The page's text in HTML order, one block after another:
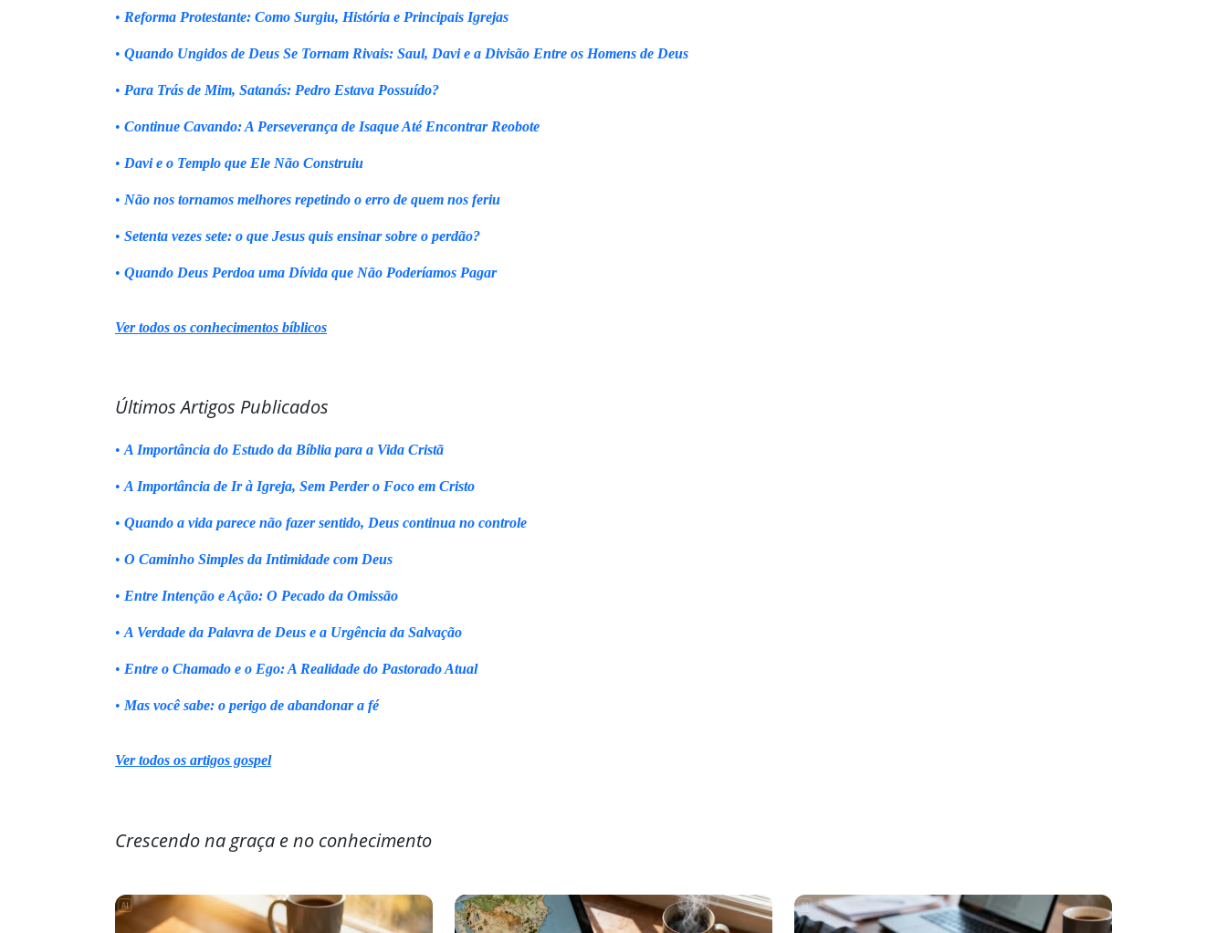
• Reforma Protestante: Como Surgiu, História e Principais Igrejas
• Quando Ungidos de Deus Se Tornam Rivais: Saul, Davi e a Divisão Entre os Homens de Deus
• Para Trás de Mim, Satanás: Pedro Estava Possuído?
• Continue Cavando: A Perseverança de Isaque Até Encontrar Reobote
• Davi e o Templo que Ele Não Construiu
• Não nos tornamos melhores repetindo o erro de quem nos feriu
• Setenta vezes sete: o que Jesus quis ensinar sobre o perdão?
• Quando Deus Perdoa uma Dívida que Não Poderíamos Pagar
Ver todos os conhecimentos bíblicos
Últimos Artigos Publicados
• A Importância do Estudo da Bíblia para a Vida Cristã
• A Importância de Ir à Igreja, Sem Perder o Foco em Cristo
• Quando a vida parece não fazer sentido, Deus continua no controle
• O Caminho Simples da Intimidade com Deus
• Entre Intenção e Ação: O Pecado da Omissão
• A Verdade da Palavra de Deus e a Urgência da Salvação
• Entre o Chamado e o Ego: A Realidade do Pastorado Atual
• Mas você sabe: o perigo de abandonar a fé
Ver todos os artigos gospel
Crescendo na graça e no conhecimento